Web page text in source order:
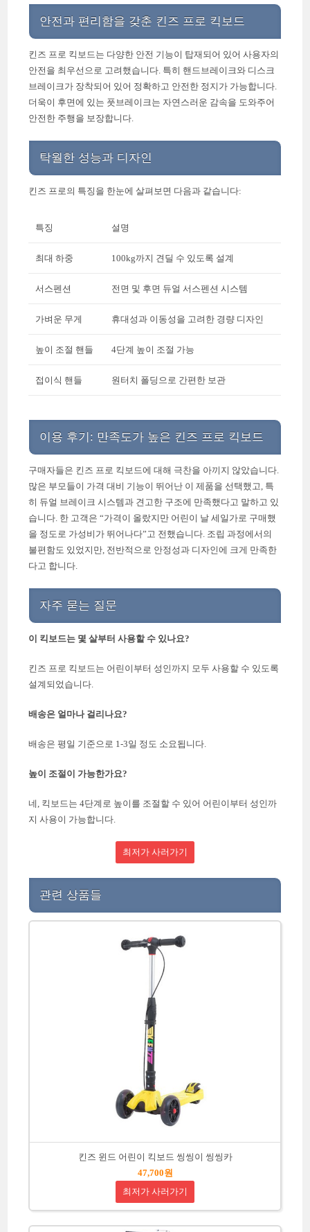
안전과 편리함을 갖춘 킨즈 프로 킥보드
킨즈 프로 킥보드는 다양한 안전 기능이 탑재되어 있어 사용자의
안전을 최우선으로 고려했습니다. 특히 핸드브레이크와 디스크
브레이크가 장착되어 있어 정확하고 안전한 정지가 가능합니다.
더욱이 후면에 있는 풋브레이크는 자연스러운 감속을 도와주어
안전한 주행을 보장합니다.
탁월한 성능과 디자인
킨즈 프로의 특징을 한눈에 살펴보면 다음과 같습니다:
특징 설명
최대 하중 100kg까지 견딜 수 있도록 설계
서스펜션 전면 및 후면 듀얼 서스펜션 시스템
가벼운 무게 휴대성과 이동성을 고려한 경량 디자인
높이 조절 핸들 4단계 높이 조절 가능
접이식 핸들 원터치 폴딩으로 간편한 보관
이용 후기: 만족도가 높은 킨즈 프로 킥보드
구매자들은 킨즈 프로 킥보드에 대해 극찬을 아끼지 않았습니다.
많은 부모들이 가격 대비 기능이 뛰어난 이 제품을 선택했고, 특
히 듀얼 브레이크 시스템과 견고한 구조에 만족했다고 말하고 있
습니다. 한 고객은 “가격이 올랐지만 어린이 날 세일가로 구매했
을 정도로 가성비가 뛰어나다”고 전했습니다. 조립 과정에서의
불편함도 있었지만, 전반적으로 안정성과 디자인에 크게 만족한
다고 합니다.
자주 묻는 질문
이 킥보드는 몇 살부터 사용할 수 있나요?
킨즈 프로 킥보드는 어린이부터 성인까지 모두 사용할 수 있도록
설계되었습니다.
배송은 얼마나 걸리나요?
배송은 평일 기준으로 1-3일 정도 소요됩니다.
높이 조절이 가능한가요?
네, 킥보드는 4단계로 높이를 조절할 수 있어 어린이부터 성인까
지 사용이 가능합니다.
최저가 사러가기
관련 상품들
킨즈 윈드 어린이 킥보드 씽씽이 씽씽카
47,700원
최저가 사러가기